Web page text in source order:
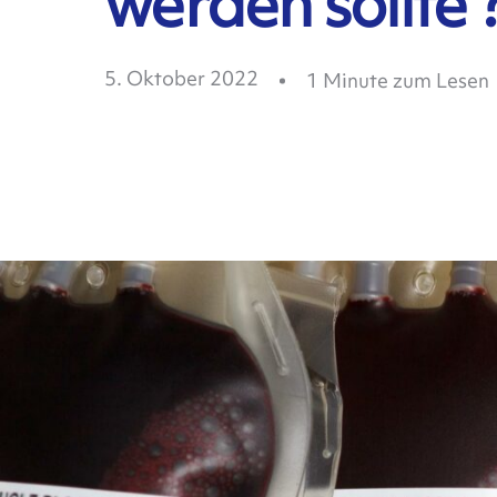
5. Oktober 2022 1 Minute zum Lesen